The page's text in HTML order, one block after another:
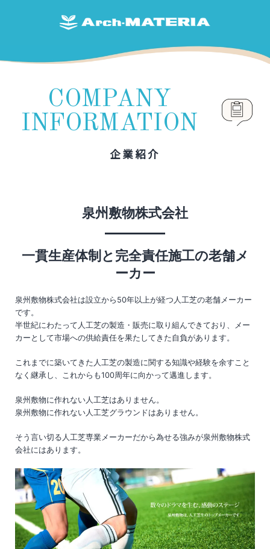
COMPANY
INFORMATION
企業紹介
泉州敷物株式会社
一貫生産体制と完全責任施工の老舗メ
ーカー
泉州敷物株式会社は設立から50年以上が経つ人工芝の老舗メーカー
です。
半世紀にわたって人工芝の製造・販売に取り組んできており、メー
カーとして市場への供給責任を果たしてきた自負があります。
これまでに築いてきた人工芝の製造に関する知識や経験を余すこと
なく継承し、これからも100周年に向かって邁進します。
泉州敷物に作れない人工芝はありません。
泉州敷物に作れない人工芝グラウンドはありません。
そう言い切る人工芝専業メーカーだから為せる強みが泉州敷物株式
会社にはあります。